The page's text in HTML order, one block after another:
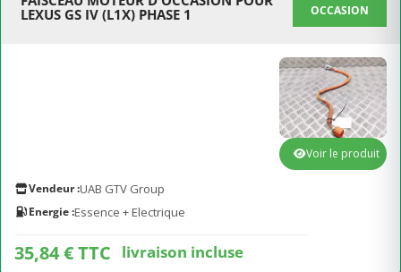
LEXUS GS IV (L1X) PHASE 1
OCCASION
Vendeur :UAB GTV Group
Energie :Essence + Electrique
35,84 € TTC livraison incluse
Voir le produit